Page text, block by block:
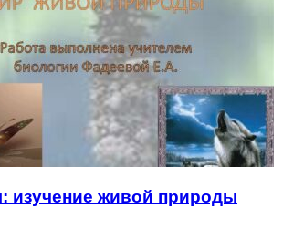
изучение живой природы